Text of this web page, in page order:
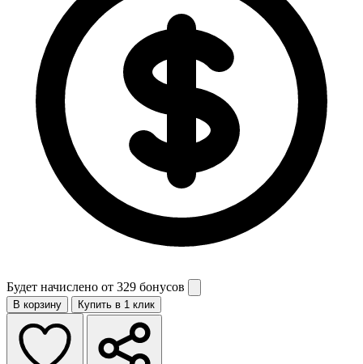
Будет начислено от 329 бонусов
В корзину Купить в 1 клик